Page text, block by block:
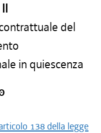
del
in quiescenza
138 della legge